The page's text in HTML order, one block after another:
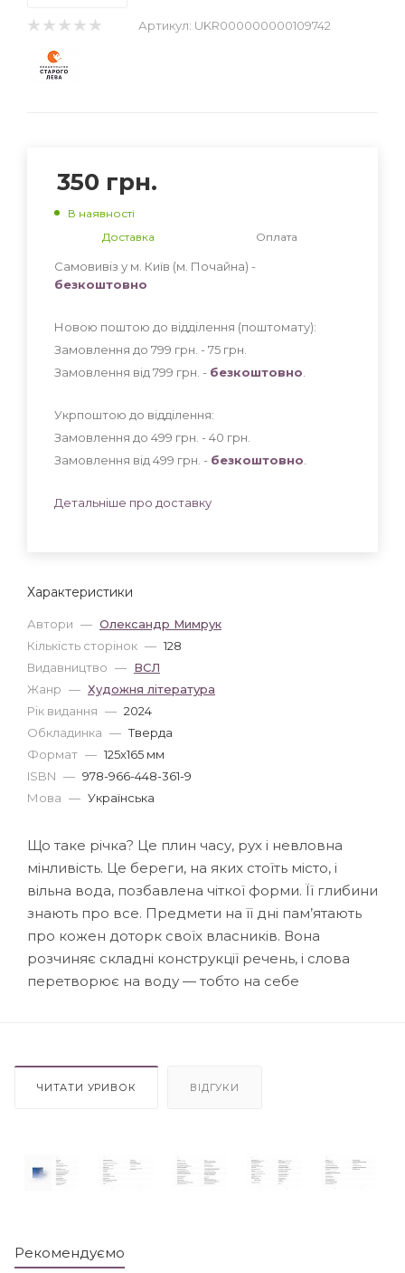
Артикул: UKR000000000109742
Характеристики
Автори — Олександр Мимрук
Кількість сторінок — 128
Видавництво — ВСЛ
Жанр — Художня література
Рік видання — 2024
Обкладинка — Тверда
Формат — 125x165 мм
ISBN — 978-966-448-361-9
Мова — Українська
350 грн.
В наявності
Доставка
Оплата
Самовивіз у м. Київ (м. Почайна) -
безкоштовно
Новою поштою до відділення (поштомату):
Замовлення до 799 грн. - 75 грн
Замовлення від 799 грн. - безкоштовно
Укрпоштою до відділення:
Замовлення до 499 грн. - 40 грн
Замовлення від 499 грн. - безкоштовно
Детальніше про доставку
Що таке річка? Це плин часу, рух і невловна
мінли­вість. Це береги, на яких стоїть місто, і
вільна вода, позбавлена чіткої форми. Її глибини
знають про все. Предмети на її дні пам’ятають
про кожен доторк своїх власників. Вона
розчиняє складні конструкції речень, і слова
перетворює на воду — тобто на себе
ЧИТАТИ УРИВОК ВІДГУКИ
Рекомендуємо